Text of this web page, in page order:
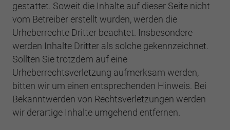
gestattet. Soweit die Inhalte auf dieser Seite nicht
vom Betreiber erstellt wurden, werden die
Urheberrechte Dritter beachtet. Insbesondere
werden Inhalte Dritter als solche gekennzeichnet.
Sollten Sie trotzdem auf eine
Urheberrechtsverletzung aufmerksam werden,
bitten wir um einen entsprechenden Hinweis. Bei
Bekanntwerden von Rechtsverletzungen werden
wir derartige Inhalte umgehend entfernen.